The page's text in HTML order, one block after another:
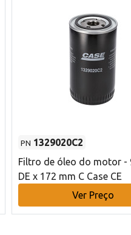
PN 1329020C2
Filtro de óleo do motor -
DE x 172 mm C Case CE
Ver Preço